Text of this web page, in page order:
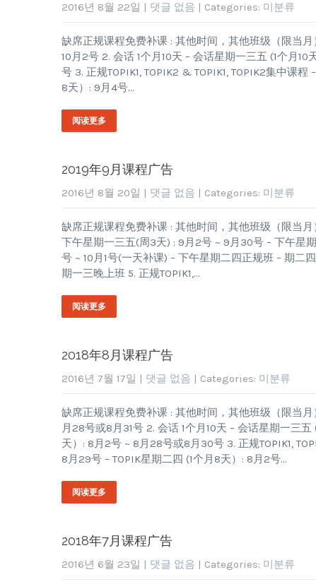
2016년 8월 22일 | 댓글 없음 | Categories: 미분류
缺席正规课程免费补课 : 其他时间，其他班级（限当
10月2号 2. 会话 1个月10天 – 会话星期一三五 (1个月
号 3. 正规TOPIK1, TOPIK2 & TOPIK1, TOPIK2集中课
8天）: 9月4号…
阅读更多
2019年9月课程广告
2016년 8월 20일 | 댓글 없음 | Categories: 미분류
缺席正规课程免费补课 : 其他时间，其他班级（限当月
下午星期一三五(周3天) : 9月2号 ~ 9月30号 – 下午星
号 ~ 10月1号(一天补课) – 下午星期二四正规班 – 期
期一三晚上班 5. 正规TOPIK1,…
阅读更多
2018年8月课程广告
2016년 7월 17일 | 댓글 없음 | Categories: 미분류
缺席正规课程免费补课 : 其他时间，其他班级（限当
月28号或8月31号 2. 会话 1个月10天 – 会话星期一三
天）: 8月2号 ~ 8月28号或8月30号 3. 正规TOPIK1,
8月29号 – TOPIK星期二四 (1个月8天）: 8月2号…
阅读更多
2018年7月课程广告
2016년 6월 23일 | 댓글 없음 | Categories: 미분류